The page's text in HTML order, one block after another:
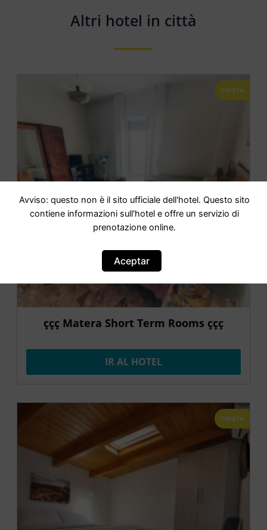
Altri hotel in città
OFERTA
ççç Matera Short Term Rooms ççç
IR AL HOTEL
OFERTA
Avviso: questo non è il sito ufficiale dell'hotel. Questo sito
contiene informazioni sull'hotel e offre un servizio di
prenotazione online.
Aceptar